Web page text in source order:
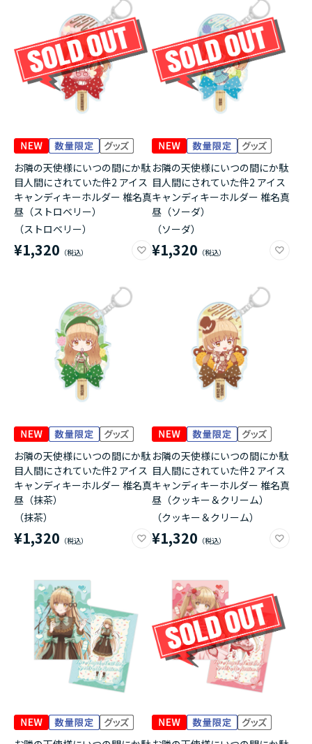
お隣の天使様にいつの間にか駄
目人間にされていた件2 アイス
キャンディキーホルダー 椎名真
昼（ストロベリー）
（ストロベリー）
¥1,320
お隣の天使様にいつの間にか駄
目人間にされていた件2 アイス
キャンディキーホルダー 椎名真
昼（ソーダ）
（ソーダ）
¥1,320
お隣の天使様にいつの間にか駄
目人間にされていた件2 アイス
キャンディキーホルダー 椎名真
昼（抹茶）
（抹茶）
¥1,320
お隣の天使様にいつの間にか駄
目人間にされていた件2 アイス
キャンディキーホルダー 椎名真
昼（クッキー＆クリーム）
（クッキー＆クリーム）
¥1,320